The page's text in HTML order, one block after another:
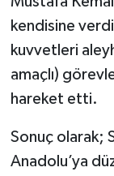
kendisine
kuvvetleri
amaçlı)
hareket etti.
Sonuç olarak;
Anadolu’ya